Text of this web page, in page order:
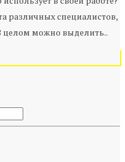
различных специалистов,
можно выделить..